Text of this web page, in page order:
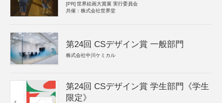
[PR] 世界絵画大賞展 実行委員会
共催：株式会社世界堂
第24回 CSデザイン賞 一般部門
株式会社中川ケミカル
第24回 CSデザイン賞 学生部門《学生
限定》